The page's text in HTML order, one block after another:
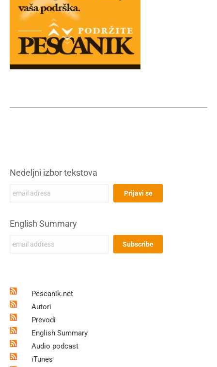
Nedeljni izbor tekstova
English Summary
Pescanik.net
Autori
Prevodi
English Summary
Audio podcast
iTunes